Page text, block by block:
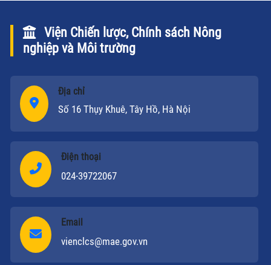
Viện Chiến lược, Chính sách Nông
nghiệp và Môi trường
Địa chỉ
Số 16 Thụy Khuê, Tây Hồ, Hà Nội
Điện thoại
024-39722067
Email
vienclcs@mae.gov.vn